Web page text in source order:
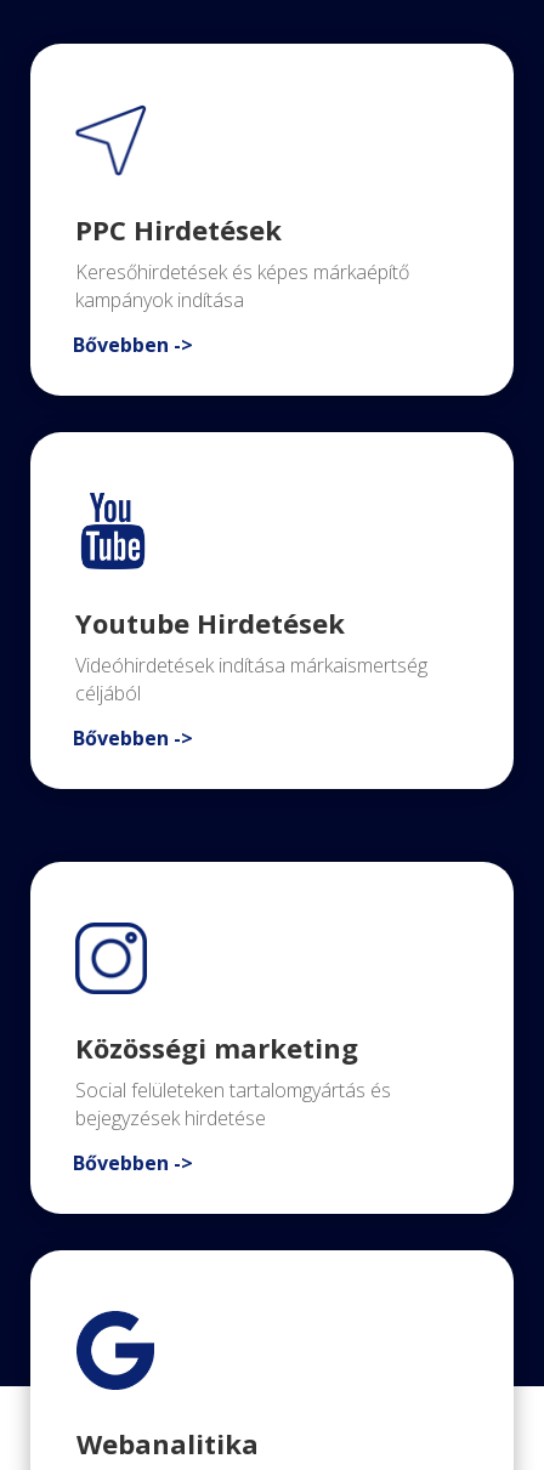
PPC Hirdetések
Keresőhirdetések és képes márkaépítő
kampányok indítása
Bővebben ->
Youtube Hirdetések
Videóhirdetések indítása márkaismertség
céljából
Bővebben ->
Közösségi marketing
Social felületeken tartalomgyártás és
bejegyzések hirdetése
Bővebben ->
Webanalitika